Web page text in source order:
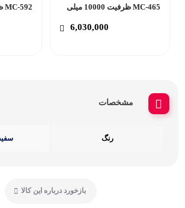
MC-465 ظرفیت 10000 میلی
6,030,000
مشخصات
رنگ
بازخورد درباره این کالا